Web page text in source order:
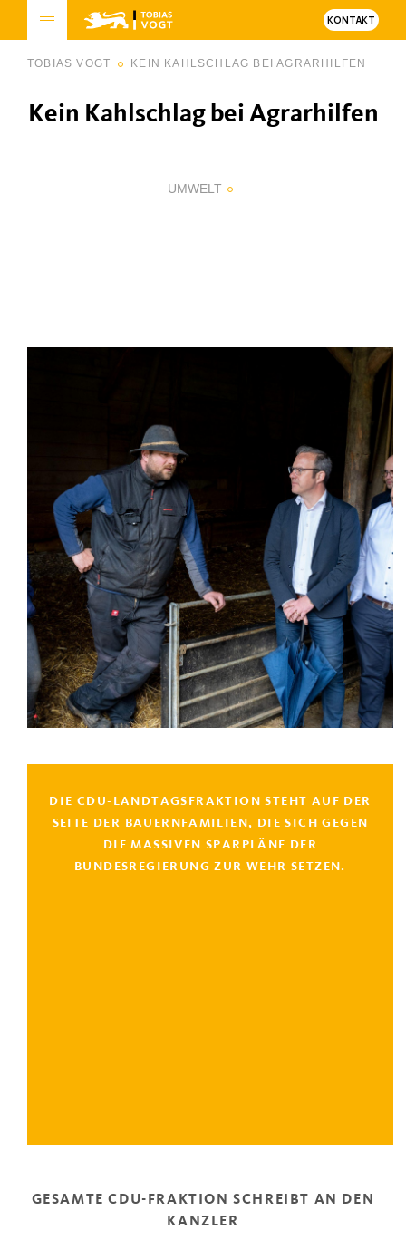
KONTAKT
TOBIAS VOGT KEIN KAHLSCHLAG BEI AGRARHILFEN
Kein Kahlschlag bei Agrarhilfen
UMWELT
DIE CDU-LANDTAGSFRAKTION STEHT AUF DER
SEITE DER BAUERNFAMILIEN, DIE SICH GEGEN
DIE MASSIVEN SPARPLÄNE DER
BUNDESREGIERUNG ZUR WEHR SETZEN.
GESAMTE CDU-FRAKTION SCHREIBT AN DEN
KANZLER